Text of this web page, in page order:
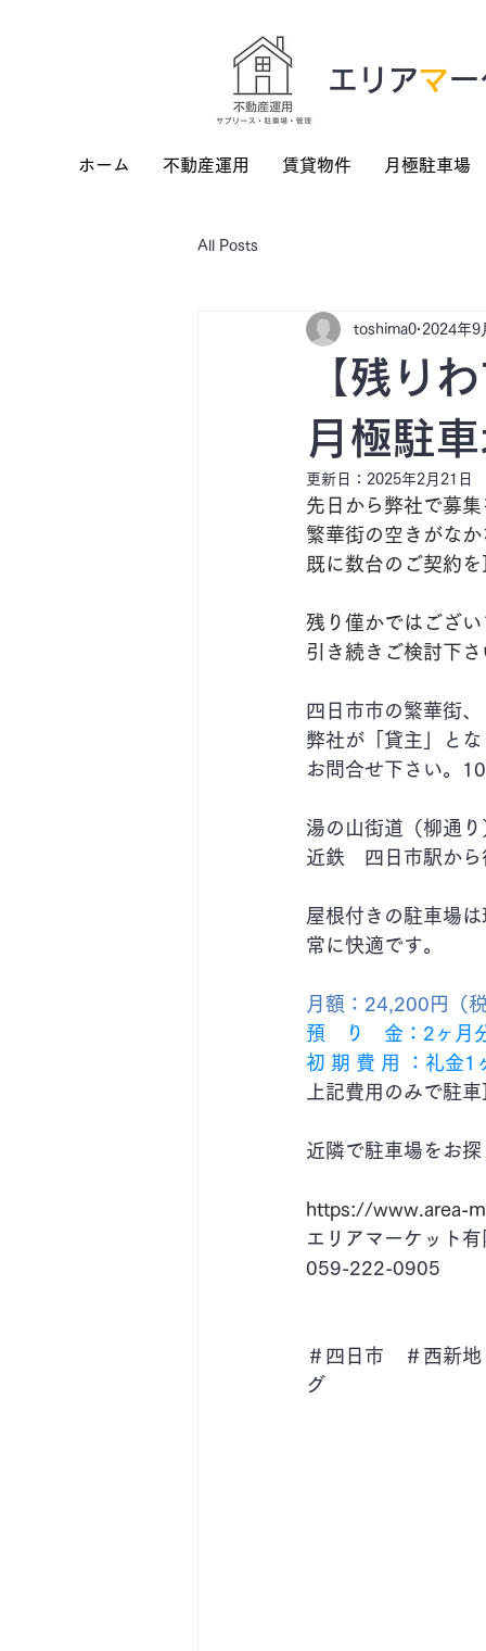
​エリアマ
ホーム 不動産運用 賃貸物件 月極駐車場
All Posts
【残り
月極駐
toshima0 2024年9
更新日： 2025年2月21日
先日から弊社で募
繁華街の空きがな
既に数台のご契約
残り僅かではござ
引き続きご検討下さ
四日市市の繁華街
弊社が「貸主」と
お問合せ下さい。
湯の山街道（柳通
近鉄　四日市駅か
屋根付きの駐車場
常に快適です。
月額：24,200円（
預　り　金：2ヶ月
初 期 費 用 ：礼金1
上記費用のみで駐
近隣で駐車場をお
https://www.area-
エリアマーケット
059-222-0905
＃四日市　＃西新
グ